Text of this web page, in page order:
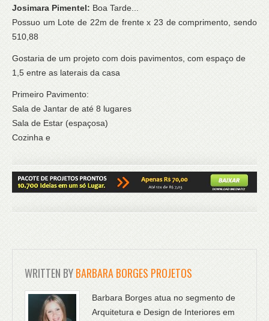
Josimara Pimentel: Boa Tarde...
Possuo um Lote de 22m de frente x 23 de comprimento, sendo
510,88
Gostaria de um projeto com dois pavimentos, com espaço de
1,5 entre as laterais da casa
Primeiro Pavimento:
Sala de Jantar de até 8 lugares
Sala de Estar (espaçosa)
Cozinha e
WRITTEN BYBARBARA BORGES PROJETOS
Barbara Borges atua no segmento de
Arquitetura e Design de Interiores em